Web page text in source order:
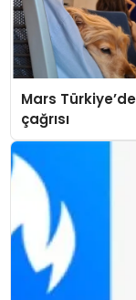
Mars
çağrısı